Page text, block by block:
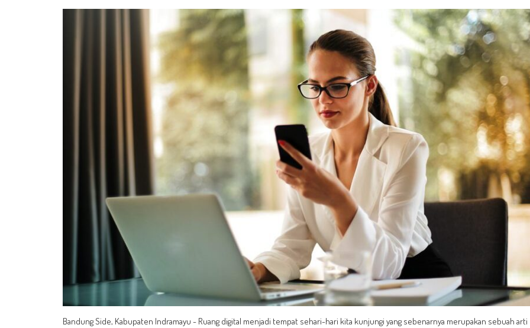
Bandung Side, Kabupaten Indramayu - Ruang digital menjadi tempat sehari-hari kita kunjungi yang sebenarnya merupakan sebuah arti